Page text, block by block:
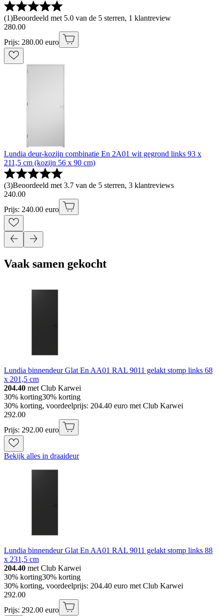
(1)Beoordeeld met 5.0 van de 5 sterren, 1 klantreview
280.00
Prijs: 280.00 euro
Lundia deur-kozijn combinatie En 2A01 wit gegrond links 93 x
211,5 cm (kozijn 56 x 90 cm)
(3)Beoordeeld met 3.7 van de 5 sterren, 3 klantreviews
240.00
Prijs: 240.00 euro
Vaak samen gekocht
Lundia binnendeur Glat En AA01 RAL 9011 gelakt stomp links 68
x 201,5 cm
204.40 met Club Karwei
30% korting30% korting
30% korting, voordeelprijs: 204.40 euro met Club Karwei
292.00
Prijs: 292.00 euro
Bekijk alles in draaideur
Lundia binnendeur Glat En AA01 RAL 9011 gelakt stomp links 88
x 231,5 cm
204.40 met Club Karwei
30% korting30% korting
30% korting, voordeelprijs: 204.40 euro met Club Karwei
292.00
Prijs: 292.00 euro